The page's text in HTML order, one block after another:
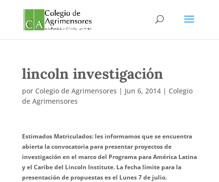
lincoln investigación
por Colegio de Agrimensores | Jun 6, 2014| Colegio
de Agrimensores
Estimados Matriculados: les informamos que se encuentra
abierta la convocatoria para presentar proyectos de
investigación en el marco del Programa para América Latina
y el Caribe del Lincoln Institute. La fecha límite para la
presentación de propuestas es el Lunes 7 de julio.